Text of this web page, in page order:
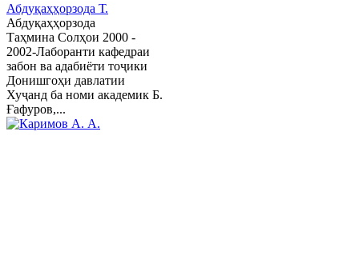
Абдуқаҳҳорзода Т.
Абдуқаҳҳорзода
Таҳмина Солҳои 2000 -
2002-Лаборанти кафедраи
забон ва адабиёти тоҷики
Донишгоҳи давлатии
Хуҷанд ба номи академик Б.
Ғафуров,...